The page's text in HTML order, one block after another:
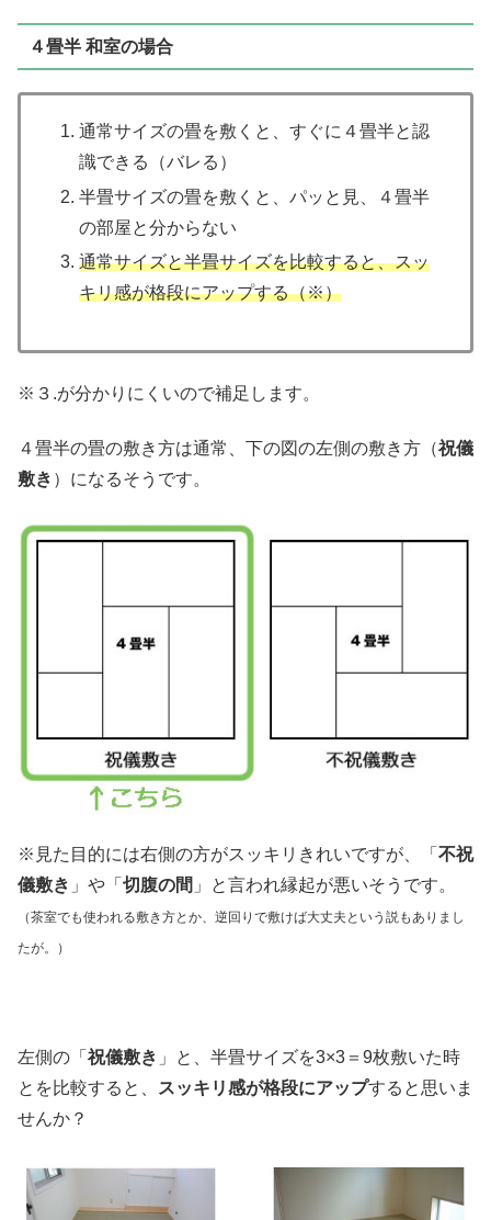
４畳半 和室の場合
通常サイズの畳を敷くと、すぐに４畳半と認
識できる（バレる）
半畳サイズの畳を敷くと、パッと見、４畳半
の部屋と分からない
通常サイズと半畳サイズを比較すると、スッ
キリ感が格段にアップする（※）
※３.が分かりにくいので補足します。
４畳半の畳の敷き方は通常、下の図の左側の敷き方（祝儀
敷き ）になるそうです。
※見た目的には右側の方がスッキリきれいですが、「 不祝
儀敷き 」や「 切腹の間 」と言われ縁起が悪いそうです。
（茶室でも使われる敷き方とか、逆回りで敷けば大丈夫という説もありまし
たが。）
左側の「 祝儀敷き 」と、半畳サイズを3×3＝9枚敷いた時
とを比較すると、
スッキリ感が格段にアップすると思いま
せんか？